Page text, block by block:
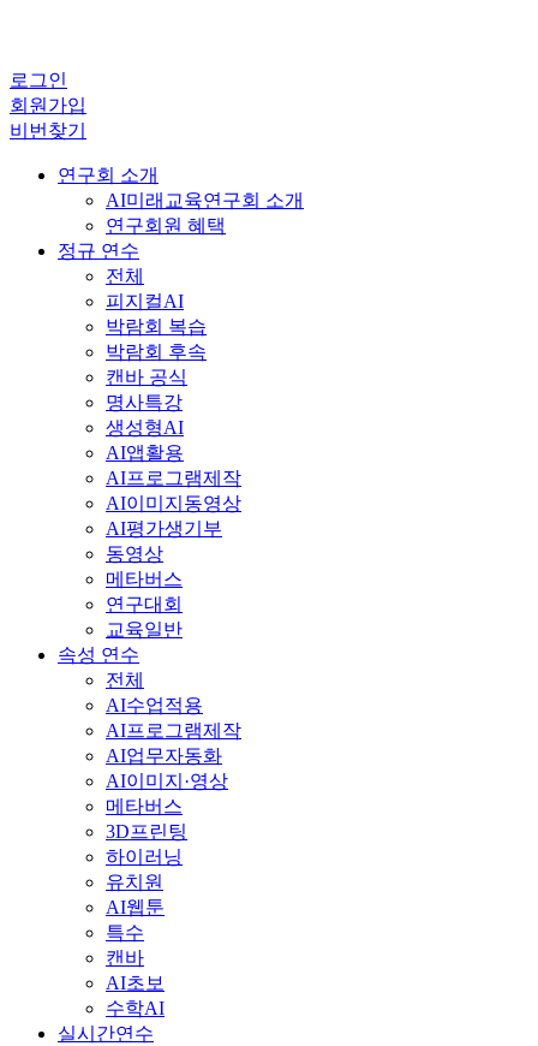
로그인
회원가입
비번찾기
연구회 소개
AI미래교육연구회 소개
연구회원 혜택
정규 연수
전체
피지컬AI
박람회 복습
박람회 후속
캔바 공식
명사특강
생성형AI
AI앱활용
AI프로그램제작
AI이미지동영상
AI평가생기부
동영상
메타버스
연구대회
교육일반
속성 연수
전체
AI수업적용
AI프로그램제작
AI업무자동화
AI이미지·영상
메타버스
3D프린팅
하이러닝
유치원
AI웹툰
특수
캔바
AI초보
수학AI
실시간연수